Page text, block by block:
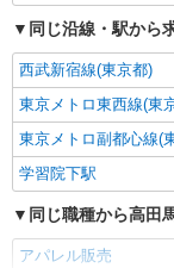
3
同条件 【手
キープ
正社員
COCO DEAL（ココ
同じ沿線・駅から
西武新宿線(東京都)
東京メトロ東西線(東
東京メトロ副都心線(
学習院下駅
同じ職種から高田
アパレル販売